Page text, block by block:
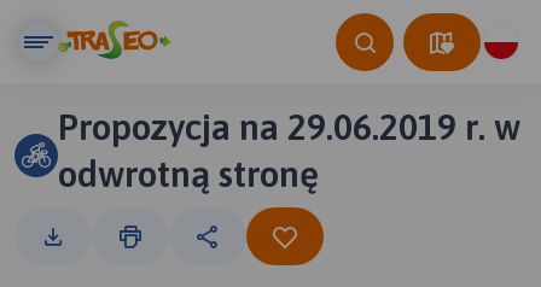
Propozycja na 29.06.2019 r. w
odwrotną stronę